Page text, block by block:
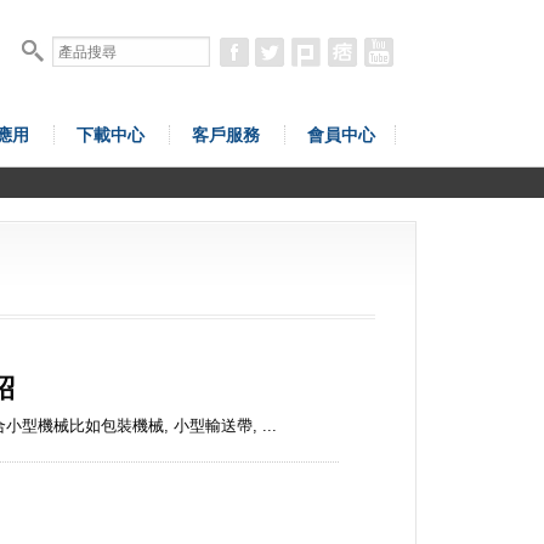
用 下載中心 客戶服務 會員中心
小型機械比如包裝機械, 小型輸送帶, ...